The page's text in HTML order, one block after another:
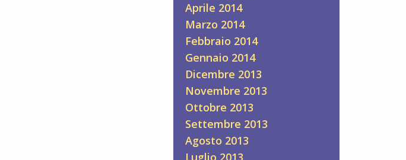
Aprile 2014
Marzo 2014
Febbraio 2014
Gennaio 2014
Dicembre 2013
Novembre 2013
Ottobre 2013
Settembre 2013
Agosto 2013
Luglio 2013